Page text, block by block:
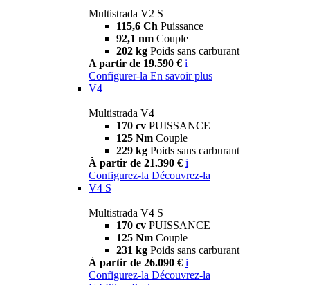
Multistrada V2 S
115,6 Ch Puissance
92,1 nm Couple
202 kg Poids sans carburant
A partir de 19.590 € i
Configurer-la En savoir plus
V4
Multistrada V4
170 cv PUISSANCE
125 Nm Couple
229 kg Poids sans carburant
À partir de 21.390 € i
Configurez-la Découvrez-la
V4 S
Multistrada V4 S
170 cv PUISSANCE
125 Nm Couple
231 kg Poids sans carburant
À partir de 26.090 € i
Configurez-la Découvrez-la